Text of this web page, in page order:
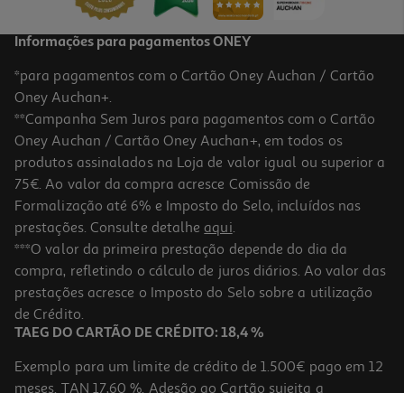
Informações para pagamentos ONEY
*para pagamentos com o Cartão Oney Auchan / Cartão
Oney Auchan+.
**Campanha Sem Juros para pagamentos com o Cartão
Oney Auchan / Cartão Oney Auchan+, em todos os
produtos assinalados na Loja de valor igual ou superior a
75€. Ao valor da compra acresce Comissão de
Formalização até 6% e Imposto do Selo, incluídos nas
prestações. Consulte detalhe aqui.
***O valor da primeira prestação depende do dia da
compra, refletindo o cálculo de juros diários. Ao valor das
prestações acresce o Imposto do Selo sobre a utilização
de Crédito.
TAEG DO CARTÃO DE CRÉDITO: 18,4 %
Exemplo para um limite de crédito de 1.500€ pago em 12
meses. TAN 17,60 %. Adesão ao Cartão sujeita a